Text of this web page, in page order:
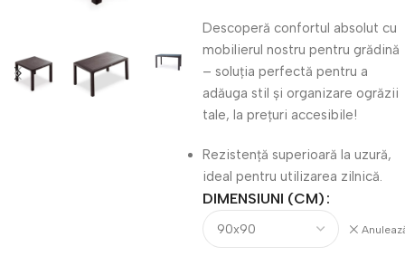
Descoperă confortul absolut cu
mobilierul nostru pentru grădină
– soluția perfectă pentru a
adăuga stil și organizare ogrăzii
tale, la prețuri accesibile!
Rezistență superioară la uzură,
ideal pentru utilizarea zilnică.
DIMENSIUNI (CM)